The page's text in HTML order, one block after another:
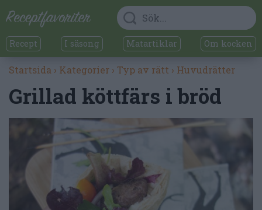
Recept I säsong Matartiklar Om kocken
Startsida › Kategorier › Typ av rätt › Huvudrätter
Grillad köttfärs i bröd